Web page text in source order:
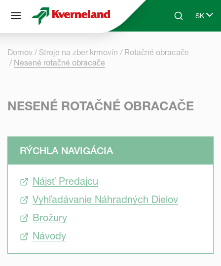
Skip to main contentSearchSK
Select
Domov Stroje na zber krmovín
Rotačné obracače
Nesené rotačné obracače
NESENÉ ROTAČNÉ OBRACAČE
RÝCHLA NAVIGÁCIA
Nájsť Predajcu
Vyhľadávanie Náhradných Dielov
Brožury
Návody
Panel riadenia súborov cookie